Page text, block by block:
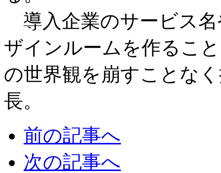
導入企業のサービス
ザインルームを作るこ
の世界観を崩すことな
長。
前の記事へ
次の記事へ